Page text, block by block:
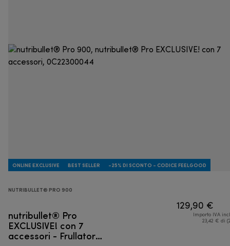
ONLINE EXCLUSIVE BEST SELLER -25% DI SCONTO - CODICE FEELGOOD
NUTRIBULLET® PRO 900
nutribullet® Pro
EXCLUSIVE! con 7
accessori - Frullatore
129,90 €
Importo IVA
23,42 € di